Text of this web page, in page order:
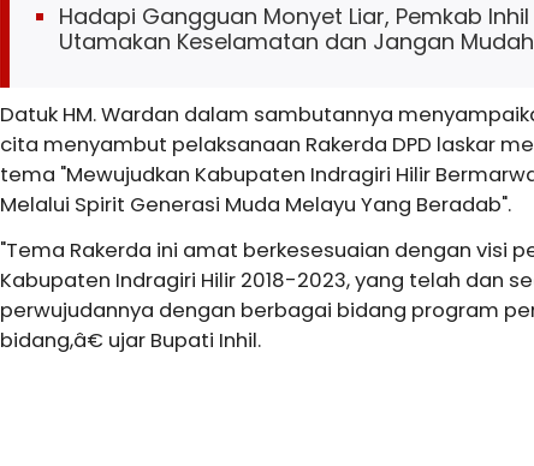
Hadapi Gangguan Monyet Liar, Pemkab
Utamakan Keselamatan dan Jangan
Datuk HM. Wardan dalam sambutannya
cita menyambut pelaksanaan Rakerda DPD laskar
tema "Mewujudkan Kabupaten Indragiri Hilir
Melalui Spirit Generasi Muda Melayu Yang Beradab".
"Tema Rakerda ini amat berkesesuaian dengan visi
Kabupaten Indragiri Hilir 2018-2023, yang telah dan
perwujudannya dengan berbagai bidang program
bidang,â€ ujar Bupati Inhil.